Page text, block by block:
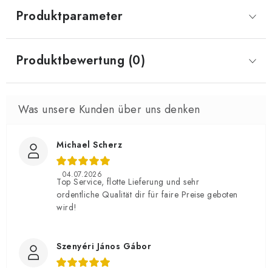
Produktparameter
Produktbewertung (0)
Michael Scherz
04.07.2026
Top Service, flotte Lieferung und sehr
ordentliche Qualität dir für faire Preise geboten
wird!
Szenyéri János Gábor